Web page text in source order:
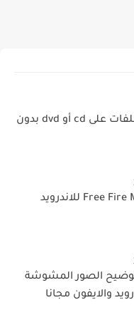
كيف نسخ الملفات على cd أو dvd بدون
متطلبات Free Fire MAX للاندرويد
الصور المشوشة
والايفون مجانا